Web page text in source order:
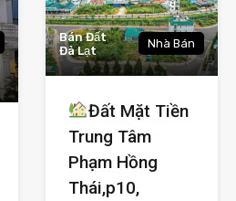
Bán Đất
Đà Lạt
Nhà Bán
Đất Mặt Tiền
Trung Tâm
Phạm Hồng
Thái,p10,